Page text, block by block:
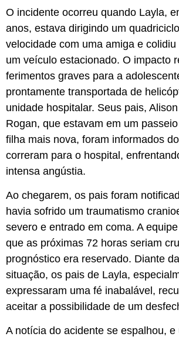
O incidente ocorreu quando Layla,
anos, estava dirigindo um
velocidade com uma amiga e
um veículo estacionado. O impacto
ferimentos graves para a
prontamente transportada de
unidade hospitalar. Seus pais,
Rogan, que estavam em um
filha mais nova, foram informados
correram para o hospital,
intensa angústia.
Ao chegarem, os pais foram
havia sofrido um traumatismo
severo e entrado em coma. A
que as próximas 72 horas seriam
prognóstico era reservado. Diante
situação, os pais de Layla,
expressaram uma fé inabalável,
aceitar a possibilidade de um
A notícia do acidente se espalhou, e